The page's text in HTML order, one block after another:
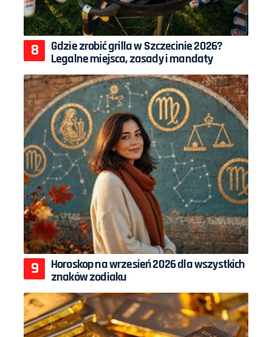
Gdzie zrobić grilla w Szczecinie 2026?
Legalne miejsca, zasady i mandaty
Horoskop na wrzesień 2026 dla wszystkich
znaków zodiaku